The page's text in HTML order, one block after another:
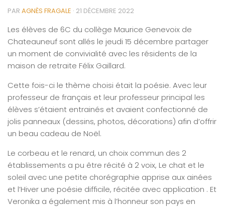
PAR AGNÈS FRAGALE · 21 DÉCEMBRE 2022
Les élèves de 6C du collège Maurice Genevoix de
Chateauneuf sont allés le jeudi 15 décembre partager
un moment de convivialité avec les résidents de la
maison de retraite Félix Gaillard.
Cette fois-ci le thème choisi était la poésie. Avec leur
professeur de français et leur professeur principal les
élèves s’étaient entrainés et avaient confectionné de
jolis panneaux (dessins, photos, décorations) afin d’offrir
un beau cadeau de Noël.
Le corbeau et le renard, un choix commun des 2
établissements a pu être récité à 2 voix, Le chat et le
soleil avec une petite chorégraphie apprise aux ainées
et l’Hiver une poésie difficile, récitée avec application . Et
Veronika a également mis à l’honneur son pays en